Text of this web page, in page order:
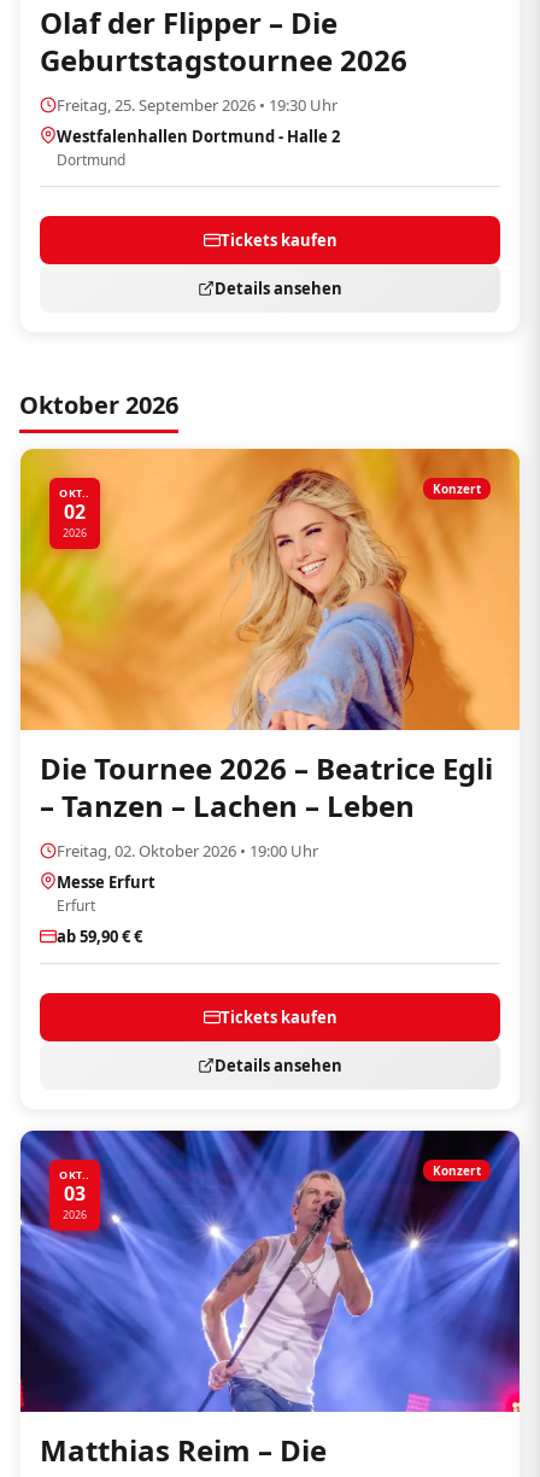
Olaf der Flipper – Die
Geburtstagstournee 2026
Freitag, 25. September 2026 • 19:30 Uhr
Westfalenhallen Dortmund - Halle 2
Dortmund
Tickets kaufen
Details ansehen
Oktober 2026
OKT..
02
2026
Konzert
Die Tournee 2026 – Beatrice Egli
– Tanzen – Lachen – Leben
Freitag, 02. Oktober 2026 • 19:00 Uhr
Messe Erfurt
Erfurt
ab 59,90 € €
Tickets kaufen
Details ansehen
OKT..
03
2026
Konzert
Matthias Reim – Die